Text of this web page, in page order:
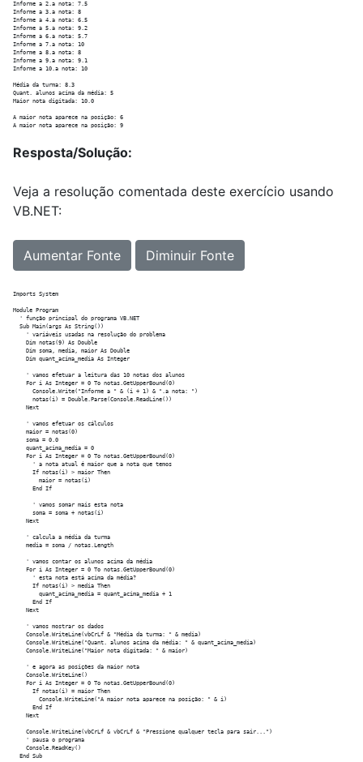
Informe a 2.a nota: 7.5
Informe a 3.a nota: 8
Informe a 4.a nota: 6.5
Informe a 5.a nota: 9.2
Informe a 6.a nota: 5.7
Informe a 7.a nota: 10
Informe a 8.a nota: 8
Informe a 9.a nota: 9.1
Informe a 10.a nota: 10
Média da turma: 8.3
Quant. alunos acima da média: 5
Maior nota digitada: 10.0
A maior nota aparece na posição: 6
Resposta/Solução:
Veja a resolução comentada deste exercício usando
VB.NET:
Aumentar Fonte Diminuir Fonte
Imports System
Module Program
  ' função principal do programa VB.NET
  Sub Main(args As String())
    ' variáveis usadas na resolução do problema
    Dim notas(9) As Double
    Dim soma, media, maior As Double
    Dim quant_acima_media As Integer
    ' vamos efetuar a leitura das 10 notas dos alunos
    For i As Integer = 0 To notas.GetUpperBound(0)
      Console.Write("Informe a " & (i + 1) & ".a nota: ")
      notas(i) = Double.Parse(Console.ReadLine())
    Next
    ' vamos efetuar os cálculos
    maior = notas(0)
    soma = 0.0
    quant_acima_media = 0
    For i As Integer = 0 To notas.GetUpperBound(0)
      ' a nota atual é maior que a nota que temos
      If notas(i) > maior Then
        maior = notas(i)
      End If
      ' vamos somar mais esta nota
      soma = soma + notas(i)
    Next
    ' calcula a média da turma
    media = soma / notas.Length
    ' vamos contar os alunos acima da média
    For i As Integer = 0 To notas.GetUpperBound(0)
      ' esta nota está acima da média?
      If notas(i) > media Then
        quant_acima_media = quant_acima_media + 1
      End If
    Next
    ' vamos mostrar os dados
    Console.WriteLine(vbCrLf & "Média da turma: " & media)
    Console.WriteLine("Quant. alunos acima da média: " & quant_acima_media)
    Console.WriteLine("Maior nota digitada: " & maior)
    ' e agora as posições da maior nota
    Console.WriteLine()
    For i As Integer = 0 To notas.GetUpperBound(0)
      If notas(i) = maior Then
        Console.WriteLine("A maior nota aparece na posição: " & i)
      End If
    Next
    Console.WriteLine(vbCrLf & vbCrLf & "Pressione qualquer tecla para sair...")
    ' pausa o programa
    Console.ReadKey()
  End Sub